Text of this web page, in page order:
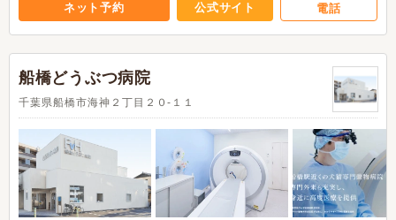
ネット予約 公式サイト 電話
船橋どうぶつ病院
千葉県船橋市海神２丁目２０-１１